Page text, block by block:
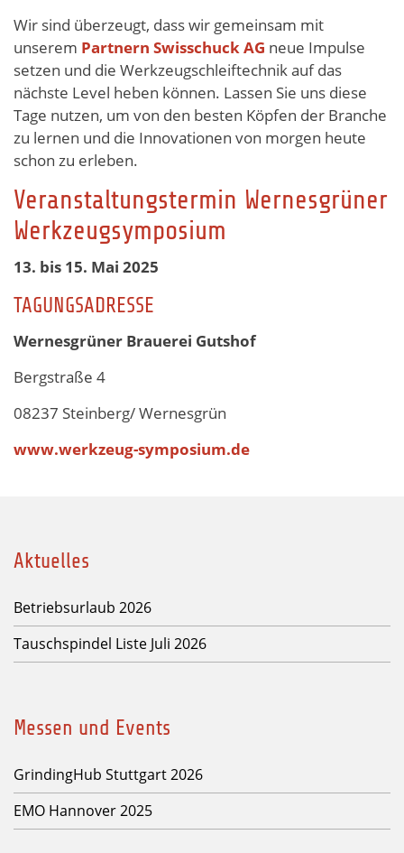
Wir sind überzeugt, dass wir gemeinsam mit
unserem Partnern Swisschuck AG neue Impulse
setzen und die Werkzeugschleiftechnik auf das
nächste Level heben können. Lassen Sie uns diese
Tage nutzen, um von den besten Köpfen der Branche
zu lernen und die Innovationen von morgen heute
schon zu erleben.
Veranstaltungstermin Wernesgrüner
Werkzeugsymposium
13. bis 15. Mai 2025
TAGUNGSADRESSE
Wernesgrüner Brauerei Gutshof
Bergstraße 4
08237 Steinberg/ Wernesgrün
www.werkzeug-symposium.de
Aktuelles
Betriebsurlaub 2026
Tauschspindel Liste Juli 2026
Messen und Events
GrindingHub Stuttgart 2026
EMO Hannover 2025